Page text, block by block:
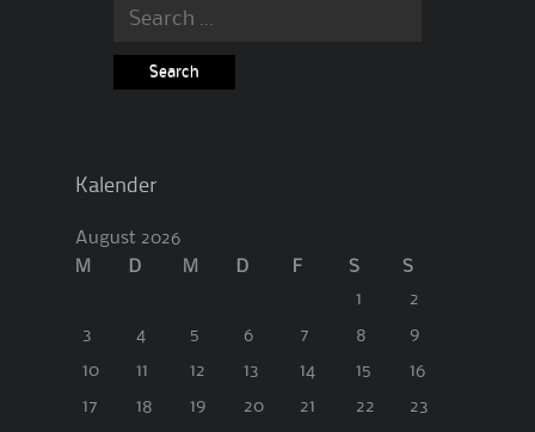
Search
Kalender
August 2026
M
D M D F S
S
1
2
3 4 5 6 7 8 9
10 11 12 13 14 15 16
17 18 19 20 21 22 23